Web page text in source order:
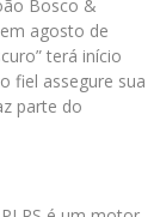
Bosco &
agosto de
terá início
fiel assegure sua
parte do